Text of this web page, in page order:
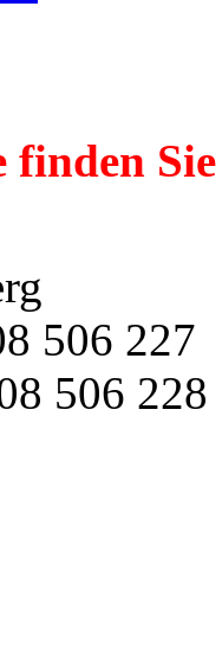
finden
506 227
506 228